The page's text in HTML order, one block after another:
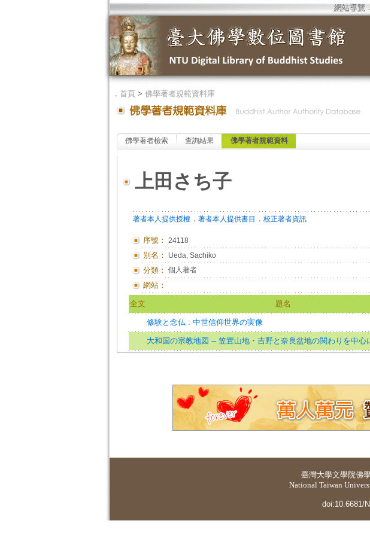
網站導覽 ．
． 首頁> 佛學著者規範資料庫
佛學著者檢索 查詢結果 佛學著者規範資料
上田さち子
著者本人提供授權． 著者本人提供書目 ． 校正著者資訊
序號： 24118
別名： Ueda, Sachiko
分類： 個人著者
網站：
全文 題名
修験と念仏 : 中世信仰世界の実像
大和国の宗教地図 -- 笠置山地・吉野と奈良盆地の関わりを中心
臺灣大學文學院佛
National Taiwan
doi:10.6681/